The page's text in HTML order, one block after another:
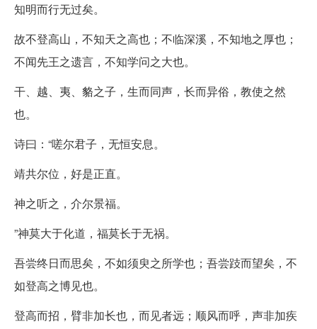
知明而行无过矣。
故不登高山，不知天之高也；不临深溪，不知地之厚也；
不闻先王之遗言，不知学问之大也。
干、越、夷、貉之子，生而同声，长而异俗，教使之然
也。
诗曰：“嗟尔君子，无恒安息。
靖共尔位，好是正直。
神之听之，介尔景福。
”神莫大于化道，福莫长于无祸。
吾尝终日而思矣，不如须臾之所学也；吾尝跂而望矣，不
如登高之博见也。
登高而招，臂非加长也，而见者远；顺风而呼，声非加疾